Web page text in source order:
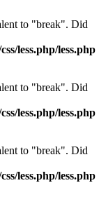
to "break". Did
less.php/less.php
to "break". Did
less.php/less.php
to "break". Did
less.php/less.php